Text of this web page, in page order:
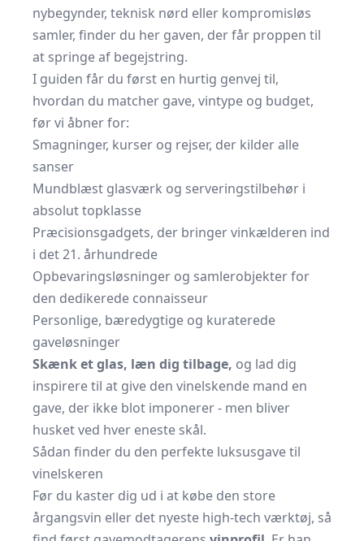
nybegynder, teknisk nørd eller kompromisløs
samler, finder du her gaven, der får proppen til
at springe af begejstring.
I guiden får du først en hurtig genvej til,
hvordan du matcher gave, vintype og budget,
før vi åbner for:
Smagninger, kurser og rejser, der kilder alle
sanser
Mundblæst glasværk og serveringstilbehør i
absolut topklasse
Præcisionsgadgets, der bringer vinkælderen ind
i det 21. århundrede
Opbevaringsløsninger og samlerobjekter for
den dedikerede connaisseur
Personlige, bæredygtige og kuraterede
gaveløsninger
Skænk et glas, læn dig tilbage, og lad dig
inspirere til at give den vinelskende mand en
gave, der ikke blot imponerer - men bliver
husket ved hver eneste skål.
Sådan finder du den perfekte luksusgave til
vinelskeren
Før du kaster dig ud i at købe den store
årgangsvin eller det nyeste high-tech værktøj, så